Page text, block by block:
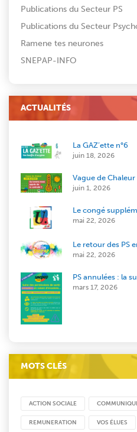
Publications du Secteur PS
Publications du Secteur
Ramene tes neurones
SNEPAP-INFO
ACTUALITÉS
La GAZ’ette n°6
juin 18, 2026
Vague de
juin 1, 2026
Le congé
mai 22, 2026
Le retour des PS
mai 22, 2026
PS annulées : la
mars 17, 2026
MOTS CLÉS
ACTION SOCIALE
REMUNERATION VOS ÉLUES